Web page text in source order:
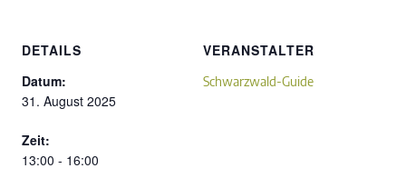
DETAILS
Datum:
31. August 2025
Zeit:
13:00 - 16:00
VERANSTALTER
Schwarzwald-Guide